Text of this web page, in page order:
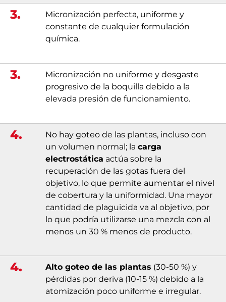
3.
Micronización perfecta, uniforme y
constante de cualquier formulación
química.
3.
Micronización no uniforme y desgaste
progresivo de la boquilla debido a la
elevada presión de funcionamiento.
4.
No hay goteo de las plantas, incluso con
un volumen normal; la carga
electrostática actúa sobre la
recuperación de las gotas fuera del
objetivo, lo que permite aumentar el nivel
de cobertura y la uniformidad. Una mayor
cantidad de plaguicida va al objetivo, por
lo que podría utilizarse una mezcla con al
menos un 30 % menos de producto.
4. Alto goteo de las plantas (30-50 %) y
pérdidas por deriva (10-15 %) debido a la
atomización poco uniforme e irregular.